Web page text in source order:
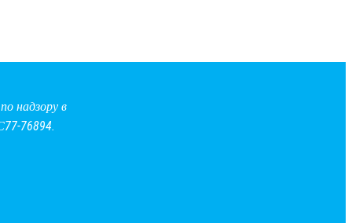
надзору в
76894.